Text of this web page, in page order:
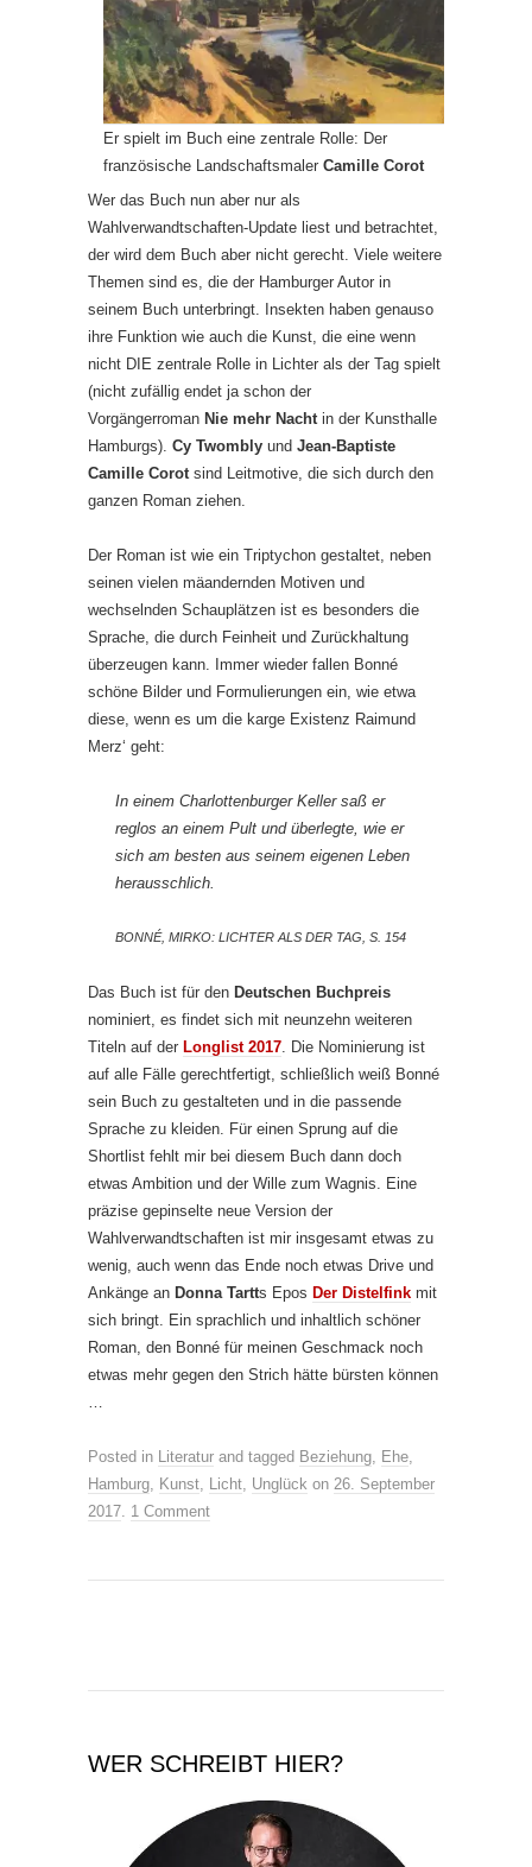
Er spielt im Buch eine zentrale Rolle: Der
französische Landschaftsmaler Camille Corot
Wer das Buch nun aber nur als
Wahlverwandtschaften-Update liest und betrachtet,
der wird dem Buch aber nicht gerecht. Viele weitere
Themen sind es, die der Hamburger Autor in
seinem Buch unterbringt. Insekten haben genauso
ihre Funktion wie auch die Kunst, die eine wenn
nicht DIE zentrale Rolle in Lichter als der Tag spielt
(nicht zufällig endet ja schon der
Vorgängerroman Nie mehr Nachtin der Kunsthalle
Hamburgs). Cy Twombly und Jean-Baptiste
Camille Corotsind Leitmotive, die sich durch den
ganzen Roman ziehen.
Der Roman ist wie ein Triptychon gestaltet, neben
seinen vielen mäandernden Motiven und
wechselnden Schauplätzen ist es besonders die
Sprache, die durch Feinheit und Zurückhaltung
überzeugen kann. Immer wieder fallen Bonné
schöne Bilder und Formulierungen ein, wie etwa
diese, wenn es um die karge Existenz Raimund
Merz‘ geht:
In einem Charlottenburger Keller saß er
reglos an einem Pult und überlegte, wie er
sich am besten aus seinem eigenen Leben
herausschlich.
BONNÉ, MIRKO: LICHTER ALS DER TAG, S. 154
Das Buch ist für den Deutschen Buchpreis
nominiert, es findet sich mit neunzehn weiteren
Titeln auf der Longlist 2017. Die Nominierung ist
auf alle Fälle gerechtfertigt, schließlich weiß Bonné
sein Buch zu gestalteten und in die passende
Sprache zu kleiden. Für einen Sprung auf die
Shortlist fehlt mir bei diesem Buch dann doch
etwas Ambition und der Wille zum Wagnis. Eine
präzise gepinselte neue Version der
Wahlverwandtschaften ist mir insgesamt etwas zu
wenig, auch wenn das Ende noch etwas Drive und
Ankänge an Donna Tartts Epos Der Distelfink mit
sich bringt. Ein sprachlich und inhaltlich schöner
Roman, den Bonné für meinen Geschmack noch
etwas mehr gegen den Strich hätte bürsten können
…
Posted in Literatur and tagged Beziehung, Ehe,
Hamburg, Kunst, Licht, Unglück on 26. September
2017. 1 Comment
WER SCHREIBT HIER?